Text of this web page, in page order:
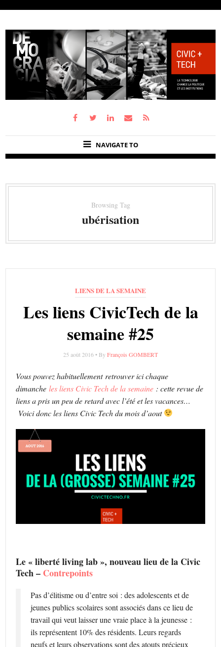
NAVIGATE TO
Browsing Tag
ubérisation
LIENS DE LA SEMAINE
Les liens CivicTech de la
semaine #25
25 août 2016 • By François GOMBERT
Vous pouvez habituellement retrouver ici chaque
dimancheles liens Civic Tech de la semaine : cette revue de
liens a pris un peu de retard avec l’été et les vacances…
Voici donc les liens Civic Tech du mois d’aout
Le « liberté living lab », nouveau lieu de la Civic
Tech – Contrepoints
Pas d’élitisme ou d’entre soi : des adolescents et de
jeunes publics scolaires sont associés dans ce lieu de
travail qui veut laisser une vraie place à la jeunesse :
ils représentent 10% des résidents. Leurs regards
neufs et leurs observations sont des atouts précieux